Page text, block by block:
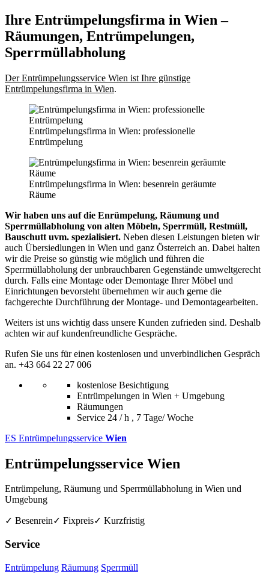
Ihre Entrümpelungsfirma in Wien –
Räumungen, Entrümpelungen,
Sperrmüllabholung
Der Entrümpelungsservice Wien ist Ihre günstige
Entrümpelungsfirma in Wien.
Entrümpelungsfirma in Wien: professionelle
Entrümpelung
Entrümpelungsfirma in Wien: besenrein geräumte
Räume
Wir haben uns auf die Enrümpelung, Räumung und
Sperrmüllabholung von alten Möbeln, Sperrmüll, Restmüll,
Bauschutt uvm. spezialisiert. Neben diesen Leistungen bieten wir
auch Übersiedlungen in Wien und ganz Österreich an. Dabei halten
wir die Preise so günstig wie möglich und führen die
Sperrmüllabholung der unbrauchbaren Gegenstände umweltgerecht
durch. Falls eine Montage oder Demontage Ihrer Möbel und
Einrichtungen bevorsteht übernehmen wir auch gerne die
fachgerechte Durchführung der Montage- und Demontagearbeiten.
Weiters ist uns wichtig dass unsere Kunden zufrieden sind. Deshalb
achten wir auf kundenfreundliche Gespräche.
Rufen Sie uns für einen kostenlosen und unverbindlichen Gespräch
an. +43 664 22 27 006
kostenlose Besichtigung
Entrümpelungen in Wien + Umgebung
Räumungen
Service 24 / h , 7 Tage/ Woche
ES Entrümpelungsservice Wien
Entrümpelungsservice Wien
Entrümpelung, Räumung und Sperrmüllabholung in Wien und
Umgebung
✓ Besenrein✓ Fixpreis✓ Kurzfristig
Service
Entrümpelung Räumung Sperrmüll